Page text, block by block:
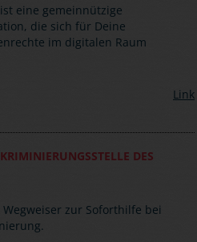
eine gemeinnützige
die sich für Deine
im digitalen Raum
Link
DES
zur Soforthilfe bei